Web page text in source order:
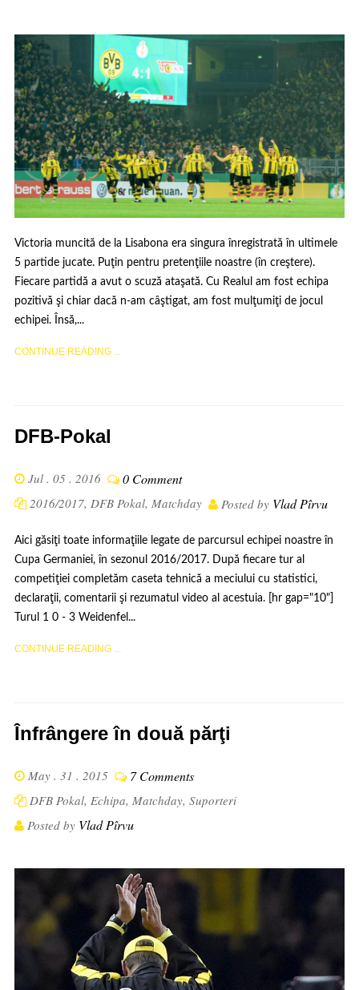
Victoria muncită de la Lisabona era singura înregistrată în ultimele
5 partide jucate. Puţin pentru pretenţiile noastre (în creştere).
Fiecare partidă a avut o scuză ataşată. Cu Realul am fost echipa
pozitivă şi chiar dacă n-am câştigat, am fost mulţumiţi de jocul
echipei. Însă,...
CONTINUE READING ...
DFB-Pokal
Jul . 05 . 2016 0 Comment
2016/2017, DFB Pokal, Matchday Posted by Vlad Pîrvu
Aici găsiţi toate informaţiile legate de parcursul echipei noastre în
Cupa Germaniei, în sezonul 2016/2017. După fiecare tur al
competiţiei completăm caseta tehnică a meciului cu statistici,
declaraţii, comentarii şi rezumatul video al acestuia. [hr gap="10"]
Turul 1 0 - 3 Weidenfel...
CONTINUE READING ...
Înfrângere în două părţi
May . 31 . 2015 7 Comments
DFB Pokal, Echipa, Matchday, Suporteri
Posted by Vlad Pîrvu